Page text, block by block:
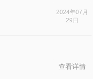
2024年07月
29日
查看详情